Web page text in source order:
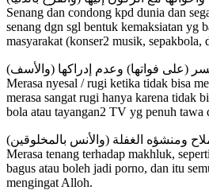
Senang dan condong kpd dunia dan
senang dgn sgl bentuk kemaksiatan yg
masyarakat (konser2 musik, sepakbola,
التحسر (على فواتها) وعدم إدراكها
Merasa nyesal / rugi ketika tidak bisa
merasa sangat rugi hanya karena tidak
bola atau tayangan2 TV yg penuh tawa
الملاح ومنشؤه الغفلة
Merasa tenang terhadap makhluk,
bagus atau boleh jadi porno, dan itu
mengingat Alloh.